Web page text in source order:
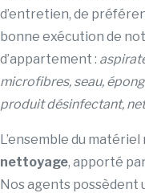
d’entretien, de
bonne exécution de
d’appartement :
microfibres, seau,
produit désinfectant,
L’ensemble du
nettoyage, apporté
Nos agents possèdent